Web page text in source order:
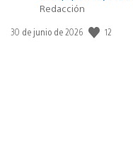
Redacción
Fecha
30 de junio de 2026 12